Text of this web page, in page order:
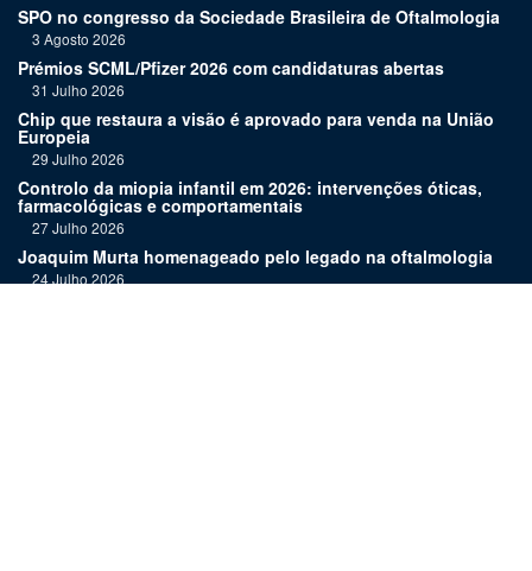
SPO no congresso da Sociedade Brasileira de Oftalmologia
3 Agosto 2026
Prémios SCML/Pfizer 2026 com candidaturas abertas
31 Julho 2026
Chip que restaura a visão é aprovado para venda na União
Europeia
29 Julho 2026
Controlo da miopia infantil em 2026: intervenções óticas,
farmacológicas e comportamentais
27 Julho 2026
Joaquim Murta homenageado pelo legado na oftalmologia
24 Julho 2026